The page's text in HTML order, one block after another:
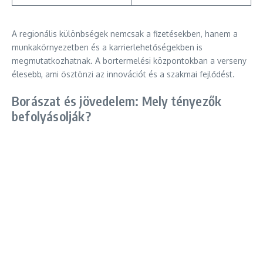
A regionális különbségek nemcsak a fizetésekben, hanem a
munkakörnyezetben és a karrierlehetőségekben is
megmutatkozhatnak. A bortermelési központokban a verseny
élesebb, ami ösztönzi az innovációt és a szakmai fejlődést.
Borászat és jövedelem: Mely tényezők
befolyásolják?